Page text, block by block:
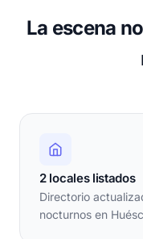
La escena
2 locales listados
Directorio
nocturnos en